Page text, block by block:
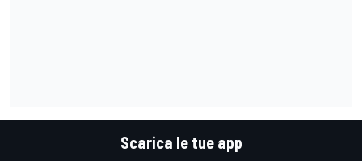
Scarica le tue app